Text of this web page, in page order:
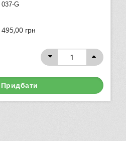
037-G
495,00 грн
Придбати